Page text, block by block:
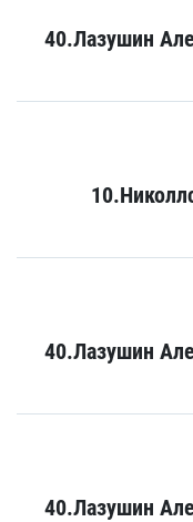
40.Лазушин
40.Лазушин
40.Лазушин